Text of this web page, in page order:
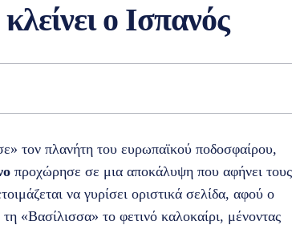
ο Ισπανός
τον πλανήτη του ευρωπαϊκού ποδοσφαίρου,
προχώρησε σε μια αποκάλυψη που αφήνει τους
να γυρίσει οριστικά σελίδα, αφού ο
«Βασίλισσα» το φετινό καλοκαίρι, μένοντας